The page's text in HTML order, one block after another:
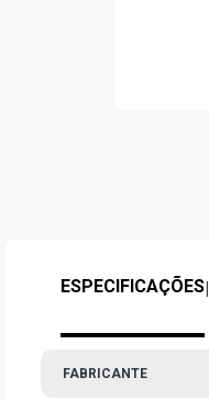
ESPECIFICAÇÕES|
FABRICANTE